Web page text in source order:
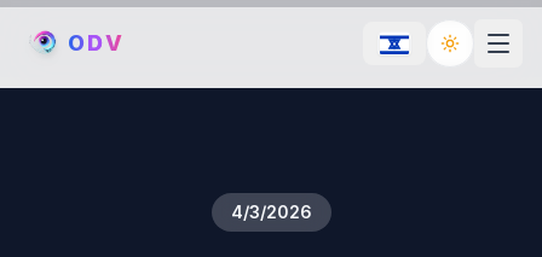
ODV Toggle
4/3/2026